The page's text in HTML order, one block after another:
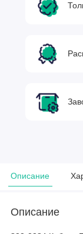
Описание
Описание